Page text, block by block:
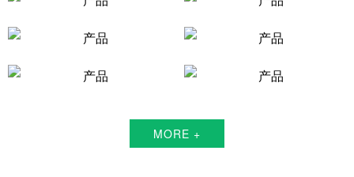
MORE +